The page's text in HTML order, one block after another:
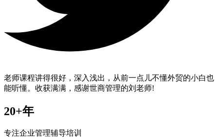
老师课程讲得很好，深入浅出，从前一点儿不懂外贸的小白也
能听懂。收获满满，感谢世商管理的刘老师!
20+年
专注企业管理辅导培训